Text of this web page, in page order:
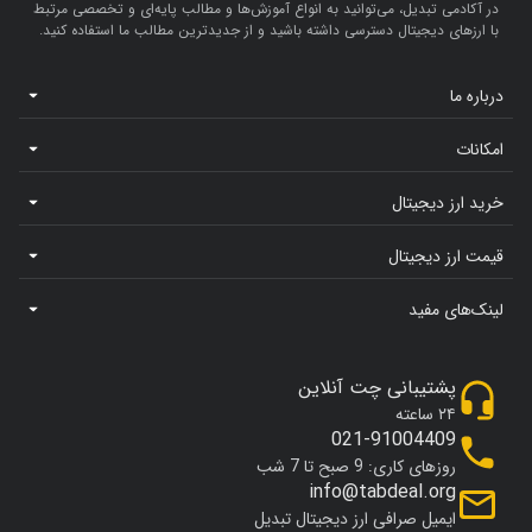
در آکادمی تبدیل، می‌توانید به انواع آموزش‌ها و مطالب پایه‌ای و تخصصی مرتبط
با ارزهای دیجیتال دسترسی داشته باشید و از جدیدترین مطالب ما استفاده کنید.
درباره ما
امکانات
خرید ارز دیجیتال
قیمت ارز دیجیتال
لینک‌های مفید
پشتیبانی چت آنلاین
۲۴ ساعته
021-91004409
روزهای کاری: 9 صبح تا 7 شب
info@tabdeal.org
ایمیل صرافی ارز دیجیتال تبدیل